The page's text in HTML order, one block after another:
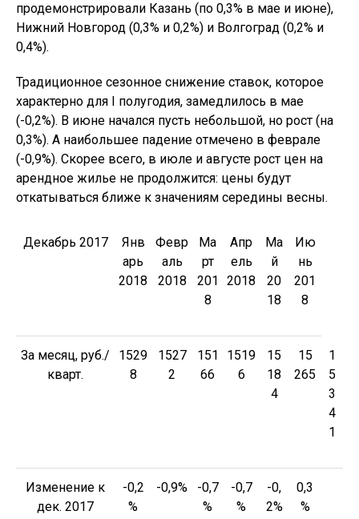
продемонстрировали Казань (по 0,3% в мае и июне),
Нижний Новгород (0,3% и 0,2%) и Волгоград (0,2% и
0,4%).
Традиционное сезонное снижение ставок, которое
характерно для I полугодия, замедлилось в мае
(-0,2%). В июне начался пусть небольшой, но рост (на
0,3%). А наибольшее падение отмечено в феврале
(-0,9%). Скорее всего, в июле и августе рост цен на
арендное жилье не продолжится: цены будут
откатываться ближе к значениям середины весны.
Декабрь 2017
Янв
арь
2018
Февр
аль
2018
Ма
рт
201
8
Апр
ель
2018
Ма
й
20
18
Ию
нь
201
8
За месяц, руб./
кварт.
1529
8
1527
2
151
66
1519
6
15
18
4
15
265
1
5
3
4
1
Изменение к
дек. 2017
-0,2
%
-0,9%
-0,7
%
-0,7
%
-0,
2%
0,3
%